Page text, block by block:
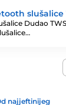
slušalice
Dudao
najjeftinijeg